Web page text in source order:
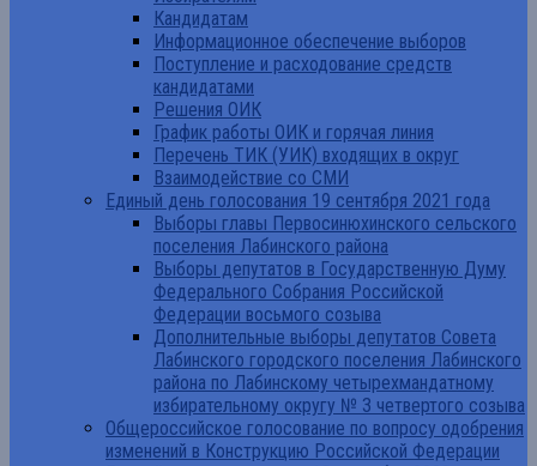
Кандидатам
Информационное обеспечение выборов
Поступление и расходование средств
кандидатами
Решения ОИК
График работы ОИК и горячая линия
Перечень ТИК (УИК) входящих в округ
Взаимодействие со СМИ
Единый день голосования 19 сентября 2021 года
Выборы главы Первосинюхинского сельского
поселения Лабинского района
Выборы депутатов в Государственную Думу
Федерального Собрания Российской
Федерации восьмого созыва
Дополнительные выборы депутатов Совета
Лабинского городского поселения Лабинского
района по Лабинскому четырехмандатному
избирательному округу № 3 четвертого созыва
Общероссийское голосование по вопросу одобрения
изменений в Конструкцию Российской Федерации